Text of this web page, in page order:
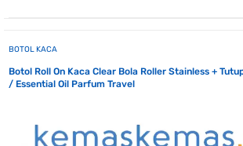
BOTOL KACA
Botol Roll On Kaca Clear Bola Roller Stainless +
/ Essential Oil Parfum Travel